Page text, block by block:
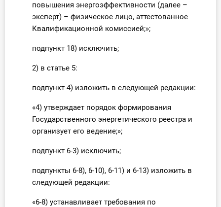
повышения энергоэффективности (далее –
эксперт) – физическое лицо, аттестованное
Квалификационной комиссией;»;
подпункт 18) исключить;
2) в статье 5:
подпункт 4) изложить в следующей редакции:
«4) утверждает порядок формирования
Государственного энергетического реестра и
организует его ведение;»;
подпункт 6-3) исключить;
подпункты 6-8), 6-10), 6-11) и 6-13) изложить в
следующей редакции:
«6-8) устанавливает требования по